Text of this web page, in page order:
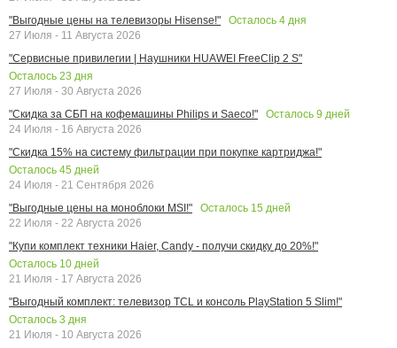
"Выгодные цены на телевизоры Hisense!"
Осталось 4 дня
27 Июля - 11 Августа 2026
"Сервисные привилегии | Наушники HUAWEI FreeClip 2 S"
Осталось 23 дня
27 Июля - 30 Августа 2026
"Скидка за СБП на кофемашины Philips и Saeco!"
Осталось 9 дней
24 Июля - 16 Августа 2026
"Скидка 15% на систему фильтрации при покупке картриджа!"
Осталось 45 дней
24 Июля - 21 Сентября 2026
"Выгодные цены на моноблоки MSI!"
Осталось 15 дней
22 Июля - 22 Августа 2026
"Купи комплект техники Haier, Candy - получи скидку до 20%!"
Осталось 10 дней
21 Июля - 17 Августа 2026
"Выгодный комплект: телевизор TCL и консоль PlayStation 5 Slim!"
Осталось 3 дня
21 Июля - 10 Августа 2026